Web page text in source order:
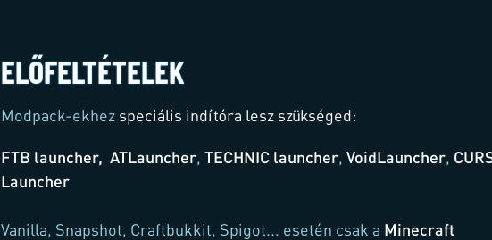
ELŐFELTÉTELEK
Modpack-ekhez speciális indítóra lesz szükséged:
FTB launcher, ATLauncher, TECHNIC launcher, VoidLauncher,
Launcher
Vanilla, Snapshot, Craftbukkit, Spigot... esetén csak a Minecraft